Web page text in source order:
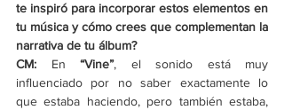
te inspiró para incorporar estos elementos en
tu música y cómo crees que complementan la
narrativa de tu álbum?
CM: En “Vine”, el sonido está muy
influenciado por no saber exactamente lo
que estaba haciendo, pero también estaba,